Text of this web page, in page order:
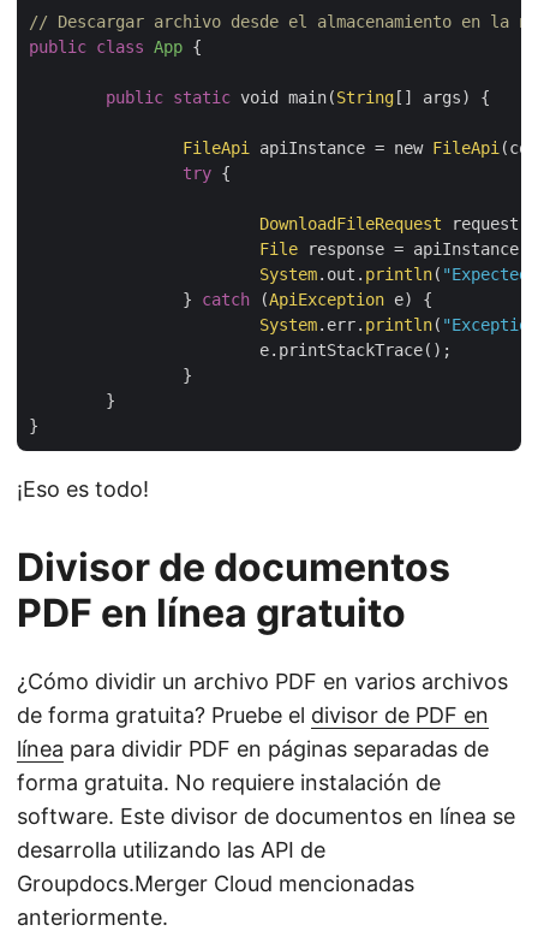
// Descargar archivo desde el almacenamiento en la
public class App {
public static void main(String [] args) {
FileApi apiInstance = new FileApi
try {
DownloadFileRequest request
File response =
System.out. println(
		}
catch (ApiException e) {
System.err. println(
¡Eso es todo!
Divisor de documentos
PDF en línea gratuito
¿Cómo dividir un archivo PDF en varios archivos
de forma gratuita? Pruebe el divisor de PDF en
línea para dividir PDF en páginas separadas de
forma gratuita. No requiere instalación de
software. Este divisor de documentos en línea se
desarrolla utilizando las API de
Groupdocs.Merger Cloud mencionadas
anteriormente.